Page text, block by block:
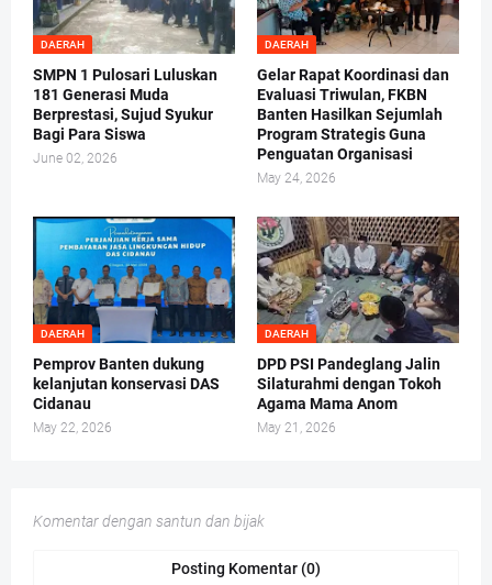
DAERAH
SMPN 1 Pulosari Luluskan
181 Generasi Muda
Berprestasi, Sujud Syukur
Bagi Para Siswa
June 02, 2026
DAERAH
Gelar Rapat Koordinasi dan
Evaluasi Triwulan, FKBN
Banten Hasilkan Sejumlah
Program Strategis Guna
Penguatan Organisasi
May 24, 2026
DAERAH
Pemprov Banten dukung
kelanjutan konservasi DAS
Cidanau
May 22, 2026
DAERAH
DPD PSI Pandeglang Jalin
Silaturahmi dengan Tokoh
Agama Mama Anom
May 21, 2026
Komentar dengan santun dan bijak
Posting Komentar (0)